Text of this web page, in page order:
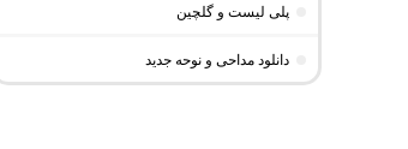
پلی لیست و گلچین
دانلود مداحی و نوحه جدید